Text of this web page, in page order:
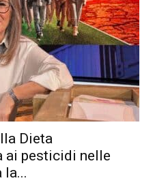
Dieta
ai pesticidi nelle
la...